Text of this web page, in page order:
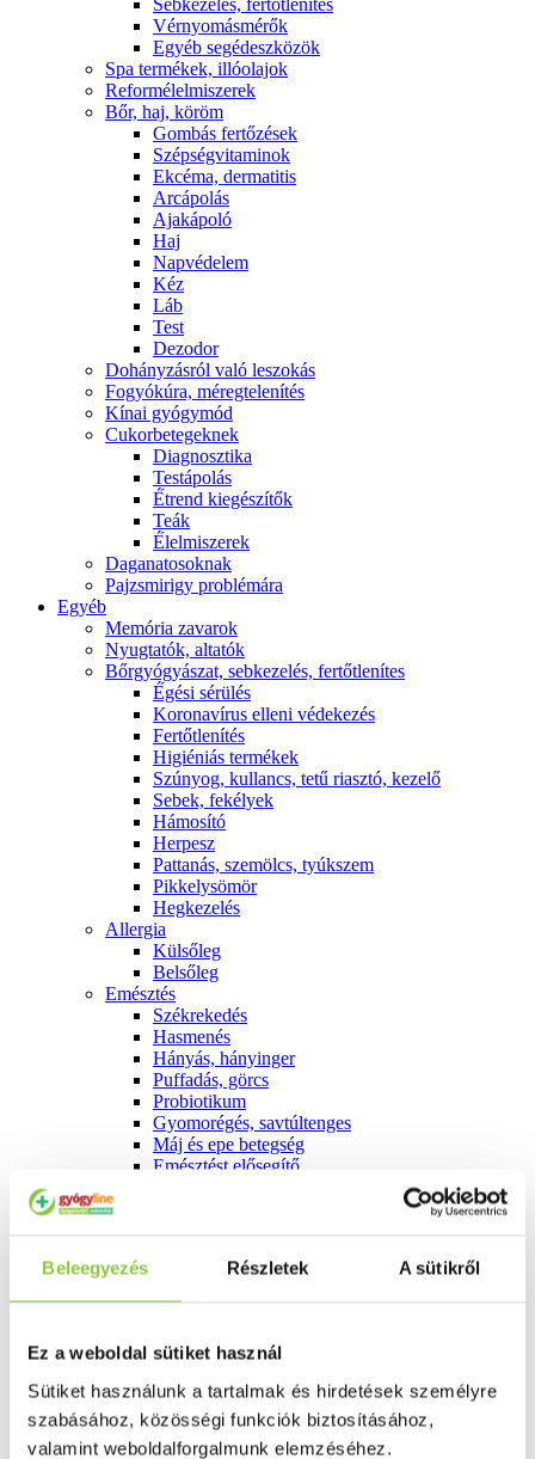
Beleegyezés Részletek A sütikről
Ez a weboldal sütiket használ
Sütiket használunk a tartalmak és hirdetések személyre
szabásához, közösségi funkciók biztosításához,
valamint weboldalforgalmunk elemzéséhez.
Sebkezelés, fertőtlenítés
Vérnyomásmérők
Egyéb segédeszközök
Spa termékek, illóolajok
Reformélelmiszerek
Bőr, haj, köröm
Gombás fertőzések
Szépségvitaminok
Ekcéma, dermatitis
Arcápolás
Ajakápoló
Haj
Napvédelem
Kéz
Láb
Test
Dezodor
Dohányzásról való leszokás
Fogyókúra, méregtelenítés
Kínai gyógymód
Cukorbetegeknek
Diagnosztika
Testápolás
É́trend kiegészítők
Teák
É́lelmiszerek
Daganatosoknak
Pajzsmirigy problémára
Egyéb
Memória zavarok
Nyugtatók, altatók
Bőrgyógyászat, sebkezelés, fertőtlenítes
É́gési sérülés
Koronavírus elleni védekezés
Fertőtlenítés
Higiéniás termékek
Szúnyog, kullancs, tetű riasztó, kezelő
Sebek, fekélyek
Hámosító
Herpesz
Pattanás, szemölcs, tyúkszem
Pikkelysömör
Hegkezelés
Allergia
Külsőleg
Belsőleg
Emésztés
Székrekedés
Hasmenés
Hányás, hányinger
Puffadás, görcs
Probiotikum
Gyomorégés, savtúltenges
Máj és epe betegség
Emésztést elősegítő
Húgyutak
Terhességi tesztek
Fogamzásgátlás, síkosítók, potencia
Fertőzések, hüvelyflóra helyreállítás
Inkontinencia
Férfi problémák